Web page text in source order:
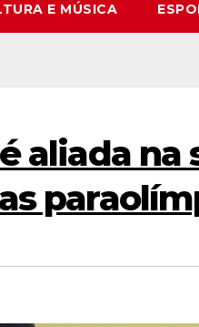
E MÚSICA
aliada na